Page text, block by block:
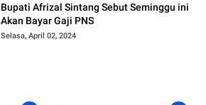
Bupati Afrizal Sintang Sebut Seminggu ini
Akan Bayar Gaji PNS
Selasa, April 02, 2024